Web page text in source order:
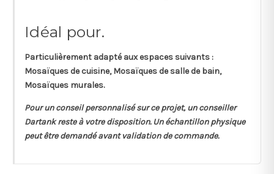
Idéal pour.
Particulièrement adapté aux espaces suivants :
Mosaïques de cuisine, Mosaïques de salle de bain,
Mosaïques murales.
Pour un conseil personnalisé sur ce projet, un conseiller
Dartank reste à votre disposition. Un échantillon physique
peut être demandé avant validation de commande.